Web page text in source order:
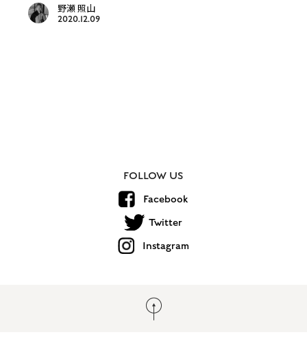
野瀬 照山
2020.12.09
FOLLOW US
Facebook
Twitter
Instagram